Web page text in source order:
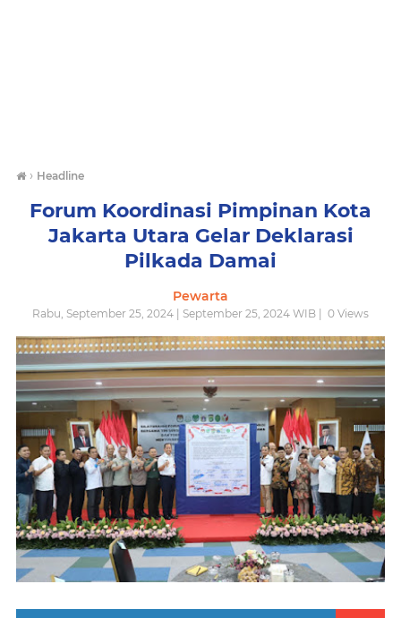
› Headline
Forum Koordinasi Pimpinan Kota
Jakarta Utara Gelar Deklarasi
Pilkada Damai
Pewarta
Rabu, September 25, 2024 | September 25, 2024 WIB | 0 Views